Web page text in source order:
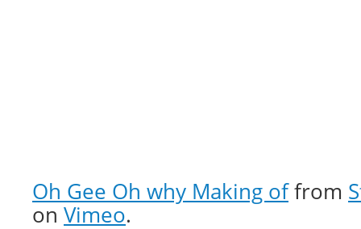
Oh Gee Oh why Making offrom
on Vimeo.